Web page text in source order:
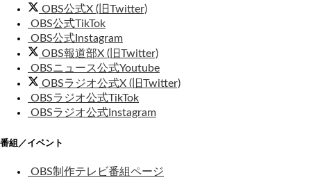
OBS公式X (旧Twitter)
OBS公式TikTok
OBS公式Instagram
OBS報道部X (旧Twitter)
OBSニュース公式Youtube
OBSラジオ公式X (旧Twitter)
OBSラジオ公式TikTok
OBSラジオ公式Instagram
番組／イベント
OBS制作テレビ番組ページ